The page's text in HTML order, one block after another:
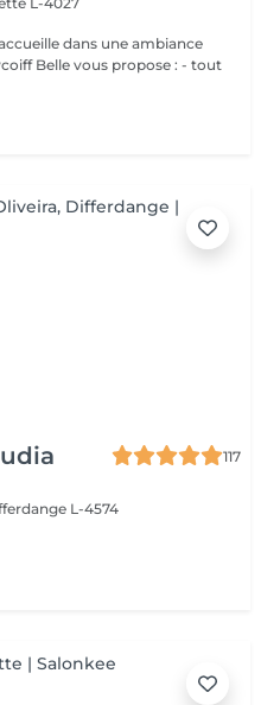
dans une ambiance
117
L-4574